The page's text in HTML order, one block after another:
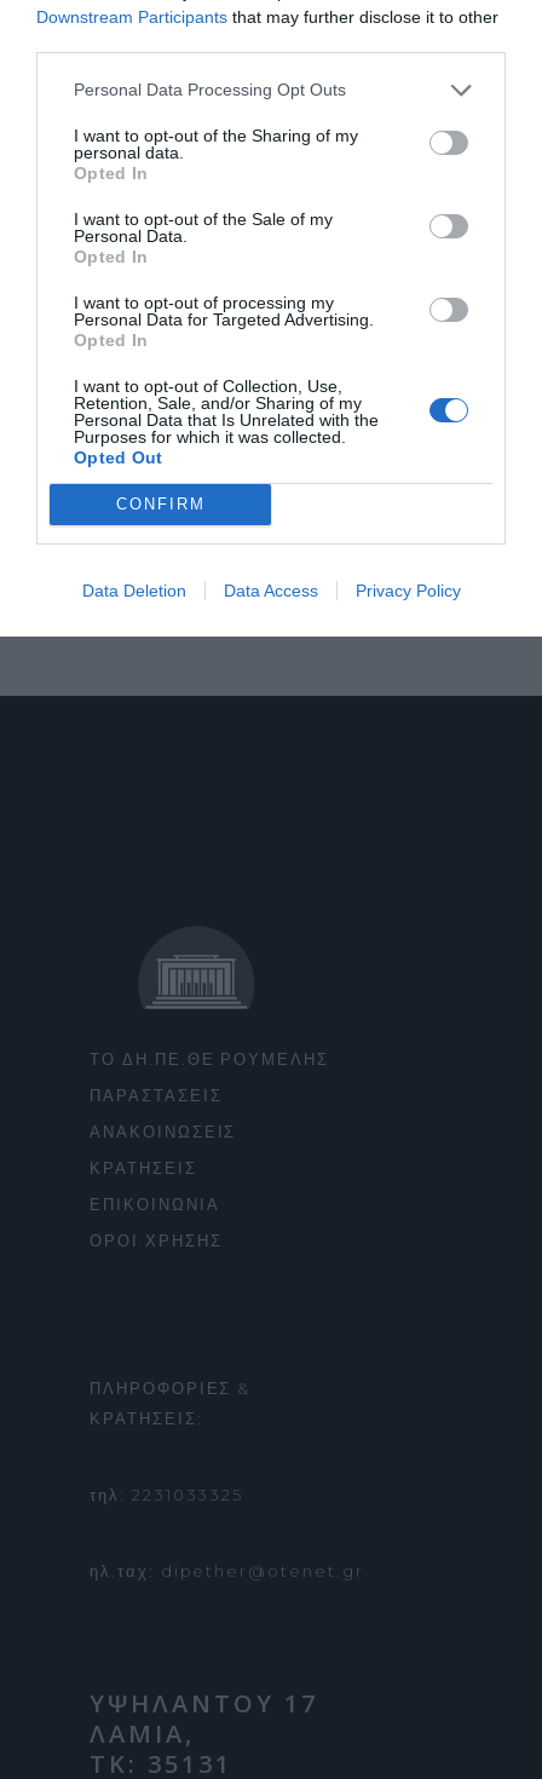
Downstream Participants that may further disclose it to other
Personal Data Processing Opt Outs
I want to opt-out of the Sharing of my
personal data.
Opted In
I want to opt-out of the Sale of my
Personal Data.
Opted In
I want to opt-out of processing my
Personal Data for Targeted Advertising.
Opted In
I want to opt-out of Collection, Use,
Retention, Sale, and/or Sharing of my
Personal Data that Is Unrelated with the
Purposes for which it was collected.
Opted Out
CONFIRM
Data Deletion Data Access Privacy Policy
του Ιάκωβου
Καμπανέλλη από
την Ερασιτεχνική
Δη.Πε.Θε. Ρούμελης
6 Φεβρουαρίου 2024
Lamiareport: «Το
Τσίρκο» του
Ιάκωβου
Καμπανέλλη από
την Ερασιτεχνική
Σκηνή του ΔΗΠΕΘΕ
Ρούμελης
29 Ιανουαρίου 2024
ΤΟ ΔΗ.ΠΕ.ΘΕ ΡΟΥΜΕΛΗΣ
ΠΑΡΑΣΤΑΣΕΙΣ
ΑΝΑΚΟΙΝΩΣΕΙΣ
ΚΡΑΤΗΣΕΙΣ
ΕΠΙΚΟΙΝΩΝΙΑ
ΟΡΟΙ ΧΡΗΣΗΣ
ΠΛΗΡΟΦΟΡΙΕΣ &
ΚΡΑΤΗΣΕΙΣ:
τηλ: 2231033325
ηλ.ταχ: dipether@otenet.gr
ΥΨΗΛΑΝΤΟΥ 17
ΛΑΜΙΑ,
ΤΚ: 35131